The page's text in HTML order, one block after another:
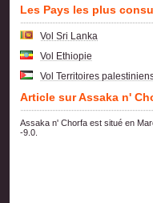
Les Pays les plus
Vol Sri Lanka
Vol Ethiopie
Vol Territoires
Article sur Assaka n'
Assaka n' Chorfa est situé en
-9.0.